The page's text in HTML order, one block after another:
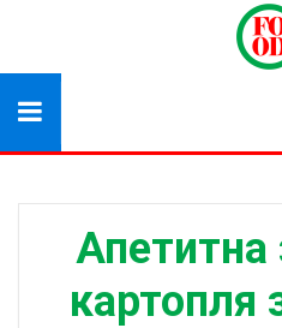
Апетитна
картопля